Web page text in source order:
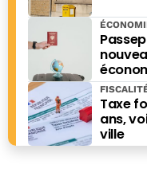
Taxe
ans,
ville